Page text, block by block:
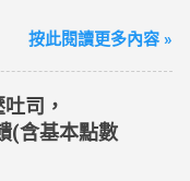
買一送一優惠！ > 實
(出國開通啟用後回
) > eSIM出國上網
「吃到飽」方案；即
(例：買1張日本5天
按此閱讀更多內容 »
司，
(含基本點數